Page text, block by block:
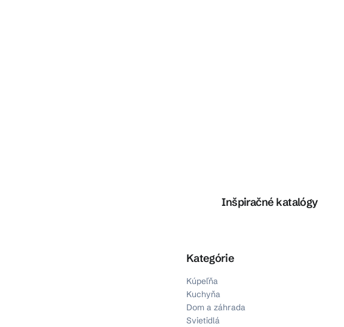
Inšpiračné katalógy
Kategórie
Kúpeľňa
Kuchyňa
Dom a záhrada
Svietidlá